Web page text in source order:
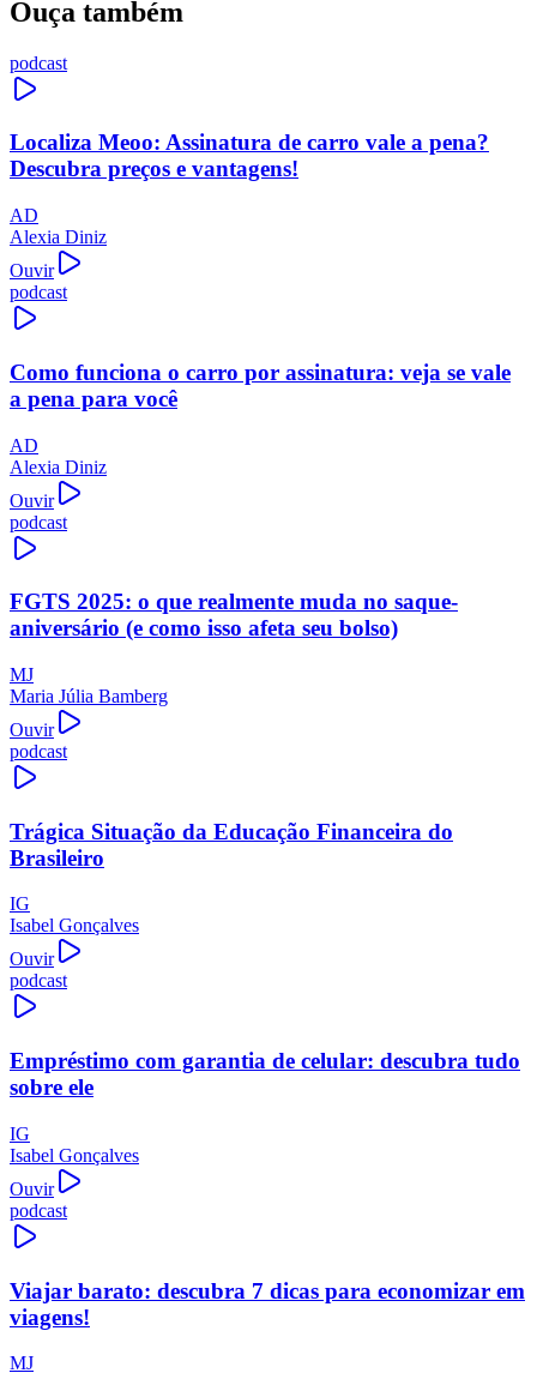
Ouça também
podcast
Localiza Meoo: Assinatura de carro vale a pena?
Descubra preços e vantagens!
AD
Alexia Diniz
Ouvir
podcast
Como funciona o carro por assinatura: veja se vale
a pena para você
AD
Alexia Diniz
Ouvir
podcast
FGTS 2025: o que realmente muda no saque-
aniversário (e como isso afeta seu bolso)
MJ
Maria Júlia Bamberg
Ouvir
podcast
Trágica Situação da Educação Financeira do
Brasileiro
IG
Isabel Gonçalves
Ouvir
podcast
Empréstimo com garantia de celular: descubra tudo
sobre ele
IG
Isabel Gonçalves
Ouvir
podcast
Viajar barato: descubra 7 dicas para economizar em
viagens!
MJ